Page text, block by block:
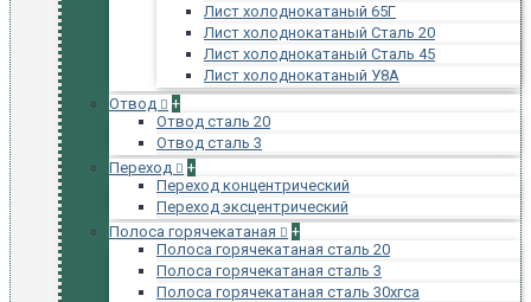
Лист холоднокатаный 65Г
Лист холоднокатаный Сталь 20
Лист холоднокатаный Сталь 45
Лист холоднокатаный У8А
Отвод
+
Отвод сталь 20
Отвод сталь 3
Переход
+
Переход концентрический
Переход эксцентрический
Полоса горячекатаная
+
Полоса горячекатаная сталь 20
Полоса горячекатаная сталь 3
Полоса горячекатаная сталь 30хгса